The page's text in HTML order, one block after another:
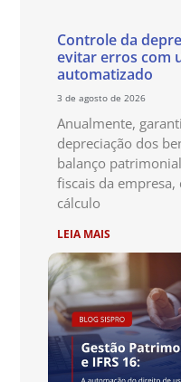
Controle da
evitar erros com
automatizado
3 de agosto de 2026
Anualmente,
depreciação dos
balanço
fiscais da
cálculo
LEIA MAIS